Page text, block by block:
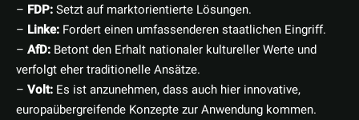
– FDP:Setzt auf marktorientierte Lösungen.
– Linke: Fordert einen umfassenderen staatlichen Eingriff.
– AfD: Betont den Erhalt nationaler kultureller Werte und
verfolgt eher traditionelle Ansätze.
– Volt: Es ist anzunehmen, dass auch hier innovative,
europaübergreifende Konzepte zur Anwendung kommen.